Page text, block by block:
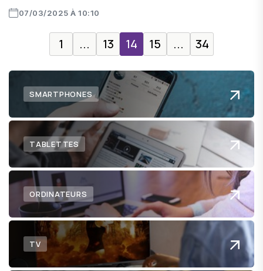
07/03/2025 À 10:10
1 ... 13 14 15 ... 34
SMARTPHONES
TABLETTES
ORDINATEURS
TV